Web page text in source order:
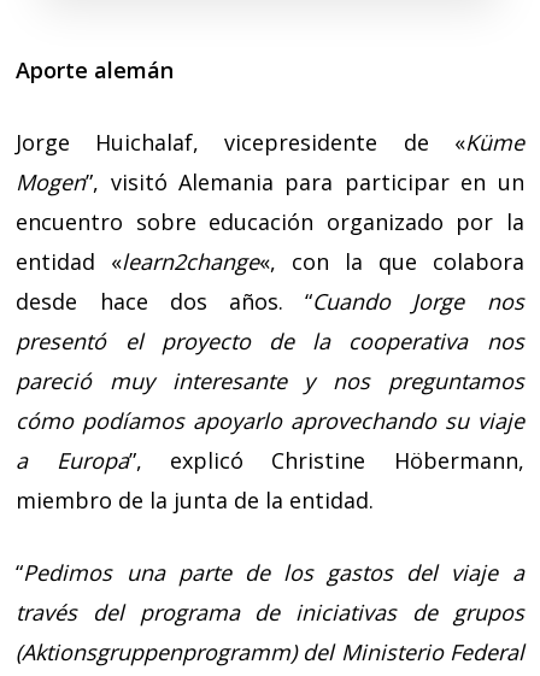
Aporte alemán
Jorge Huichalaf, vicepresidente de «Küme
Mogen”, visitó Alemania para participar en un
encuentro sobre educación organizado por la
entidad «learn2change«, con la que colabora
desde hace dos años. “Cuando Jorge nos
presentó el proyecto de la cooperativa nos
pareció muy interesante y nos preguntamos
cómo podíamos apoyarlo aprovechando su viaje
a Europa”, explicó Christine Höbermann,
miembro de la junta de la entidad.
“Pedimos una parte de los gastos del viaje a
través del programa de iniciativas de grupos
(Aktionsgruppenprogramm) del Ministerio Federal